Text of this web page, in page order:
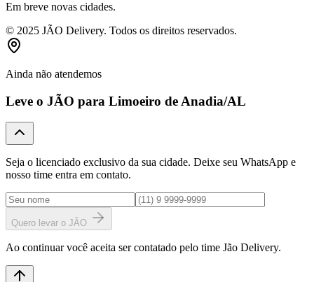
Em breve novas cidades.
© 2025 JÃO Delivery. Todos os direitos reservados.
Ainda não atendemos
Leve o JÃO para Limoeiro de Anadia/AL
Seja o licenciado exclusivo da sua cidade. Deixe seu WhatsApp e
nosso time entra em contato.
Quero levar o JÃO
Ao continuar você aceita ser contatado pelo time Jão Delivery.